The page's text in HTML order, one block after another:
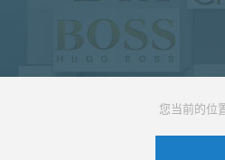
您当前的位